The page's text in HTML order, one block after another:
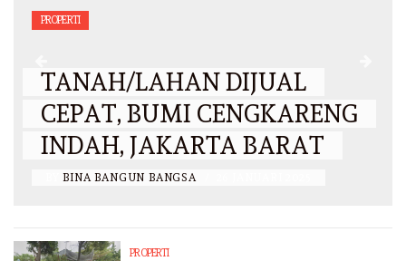
PROPERTI
TANAH/LAHAN DIJUAL
CEPAT, BUMI CENGKARENG
INDAH, JAKARTA BARAT
BINA BANGUN BANGSA
PROPERTI